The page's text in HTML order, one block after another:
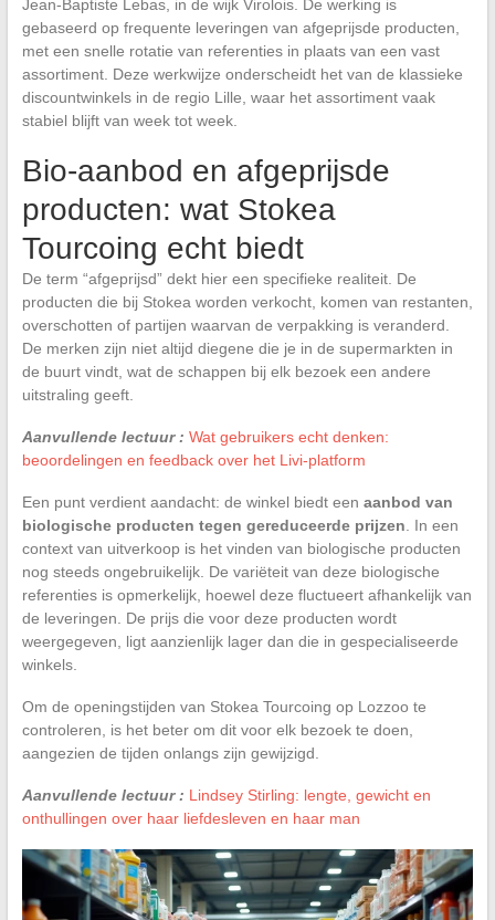
Jean-Baptiste Lebas, in de wijk Virolois. De werking is
gebaseerd op frequente leveringen van afgeprijsde producten,
met een snelle rotatie van referenties in plaats van een vast
assortiment. Deze werkwijze onderscheidt het van de klassieke
discountwinkels in de regio Lille, waar het assortiment vaak
stabiel blijft van week tot week.
Bio-aanbod en afgeprijsde
producten: wat Stokea
Tourcoing echt biedt
De term “afgeprijsd” dekt hier een specifieke realiteit. De
producten die bij Stokea worden verkocht, komen van restanten,
overschotten of partijen waarvan de verpakking is veranderd.
De merken zijn niet altijd diegene die je in de supermarkten in
de buurt vindt, wat de schappen bij elk bezoek een andere
uitstraling geeft.
Aanvullende lectuur : Wat gebruikers echt denken:
beoordelingen en feedback over het Livi-platform
Een punt verdient aandacht: de winkel biedt een aanbod van
biologische producten tegen gereduceerde prijzen . In een
context van uitverkoop is het vinden van biologische producten
nog steeds ongebruikelijk. De variëteit van deze biologische
referenties is opmerkelijk, hoewel deze fluctueert afhankelijk van
de leveringen. De prijs die voor deze producten wordt
weergegeven, ligt aanzienlijk lager dan die in gespecialiseerde
winkels.
Om de openingstijden van Stokea Tourcoing op Lozzoo te
controleren, is het beter om dit voor elk bezoek te doen,
aangezien de tijden onlangs zijn gewijzigd.
Aanvullende lectuur : Lindsey Stirling: lengte, gewicht en
onthullingen over haar liefdesleven en haar man